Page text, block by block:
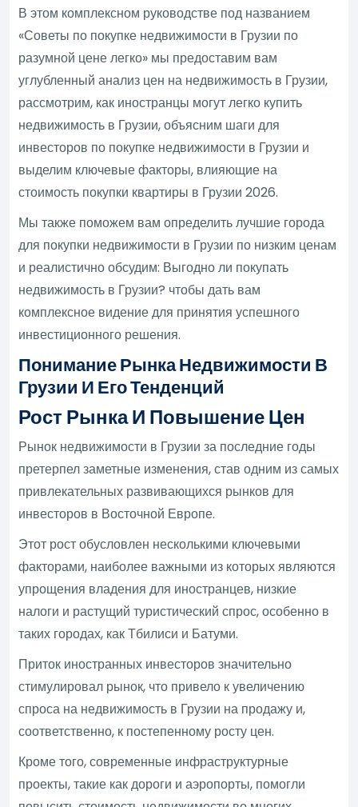
В этом комплексном руководстве под названием
«Советы по покупке недвижимости в Грузии по
разумной цене легко» мы предоставим вам
углубленный анализ цен на недвижимость в Грузии,
рассмотрим, как иностранцы могут легко купить
недвижимость в Грузии, объясним шаги для
инвесторов по покупке недвижимости в Грузии и
выделим ключевые факторы, влияющие на
стоимость покупки квартиры в Грузии 2026.
Мы также поможем вам определить лучшие города
для покупки недвижимости в Грузии по низким ценам
и реалистично обсудим: Выгодно ли покупать
недвижимость в Грузии? чтобы дать вам
комплексное видение для принятия успешного
инвестиционного решения.
Понимание Рынка Недвижимости В
Грузии И Его Тенденций
Рост Рынка И Повышение Цен
Рынок недвижимости в Грузии за последние годы
претерпел заметные изменения, став одним из самых
привлекательных развивающихся рынков для
инвесторов в Восточной Европе.
Этот рост обусловлен несколькими ключевыми
факторами, наиболее важными из которых являются
упрощения владения для иностранцев, низкие
налоги и растущий туристический спрос, особенно в
таких городах, как Тбилиси и Батуми.
Приток иностранных инвесторов значительно
стимулировал рынок, что привело к увеличению
спроса на недвижимость в Грузии на продажу и,
соответственно, к постепенному росту цен.
Кроме того, современные инфраструктурные
проекты, такие как дороги и аэропорты, помогли